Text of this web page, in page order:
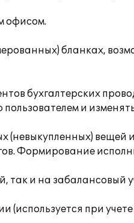
офисом.
бланках,
бухгалтерских
и
(невыкупленных) вещей
Формирование
так и на забалансовый
(используется при